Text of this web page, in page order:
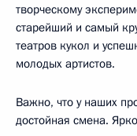
творческому
старейший и самый
театров кукол и
молодых артистов.
Важно, что у наших
достойная смена.